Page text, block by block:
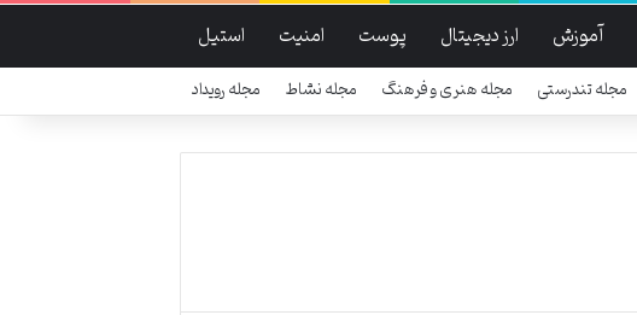
آموزش ارز دیجیتال پوست امنیت استیل
مجله تندرستی مجله هنری و فرهنگ مجله نشاط مجله رویداد